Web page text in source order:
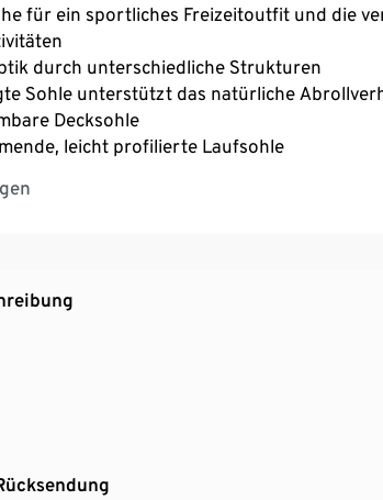
für ein sportliches Freizeitoutfit und die
durch unterschiedliche Strukturen
Sohle unterstützt das natürliche
Decksohle
leicht profilierte Laufsohle
der Ferse
Textilfutter